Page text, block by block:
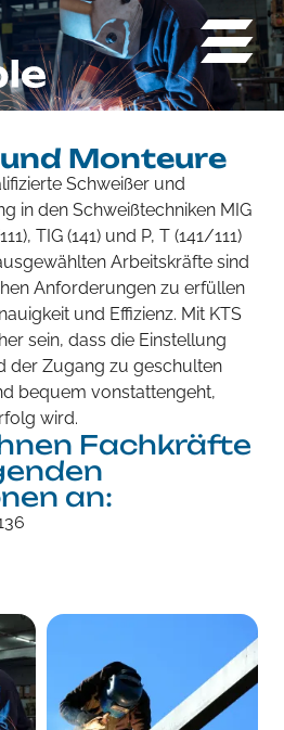
Monteure
Schweißer und
in den Schweißtechniken MIG
TIG (141) und P, T (141/111)
Arbeitskräfte sind
Anforderungen zu erfüllen
und Effizienz. Mit KTS
sein, dass die Einstellung
der Zugang zu geschulten
bequem vonstattengeht,
wird.
Fachkräfte
an: